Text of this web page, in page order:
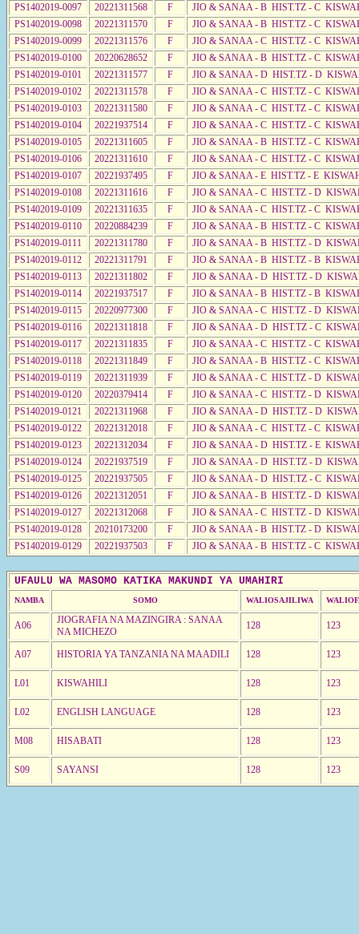
PS1402019-0097
20221311568 F
JIO & SANAA - B HIST.TZ - C
PS1402019-0098
20221311570 F
JIO & SANAA - B HIST.TZ - C
PS1402019-0099
20221311576 F
JIO & SANAA - C HIST.TZ - C
PS1402019-0100
20220628652 F
JIO & SANAA - B HIST.TZ - C
PS1402019-0101
20221311577 F
JIO & SANAA - D HIST.TZ - D
PS1402019-0102
20221311578 F
JIO & SANAA - C HIST.TZ - C
PS1402019-0103
20221311580 F
JIO & SANAA - C HIST.TZ - C
PS1402019-0104
20221937514 F
JIO & SANAA - C HIST.TZ - C
PS1402019-0105
20221311605 F
JIO & SANAA - B HIST.TZ - C
PS1402019-0106
20221311610 F
JIO & SANAA - C HIST.TZ - C
PS1402019-0107
20221937495 F
JIO & SANAA - E HIST.TZ - E
PS1402019-0108
20221311616 F
JIO & SANAA - C HIST.TZ - D
PS1402019-0109
20221311635 F
JIO & SANAA - C HIST.TZ - C
PS1402019-0110
20220884239 F
JIO & SANAA - B HIST.TZ - C
PS1402019-0111
20221311780 F
JIO & SANAA - B HIST.TZ - D
PS1402019-0112
20221311791 F
JIO & SANAA - B HIST.TZ - B
PS1402019-0113
20221311802 F
JIO & SANAA - D HIST.TZ - D
PS1402019-0114
20221937517 F
JIO & SANAA - B HIST.TZ - B
PS1402019-0115
20220977300 F
JIO & SANAA - C HIST.TZ - D
PS1402019-0116
20221311818 F
JIO & SANAA - D HIST.TZ - C
PS1402019-0117
20221311835 F
JIO & SANAA - C HIST.TZ - C
PS1402019-0118
20221311849 F
JIO & SANAA - B HIST.TZ - C
PS1402019-0119
20221311939 F
JIO & SANAA - C HIST.TZ - D
PS1402019-0120
20220379414 F
JIO & SANAA - C HIST.TZ - D
PS1402019-0121
20221311968 F
JIO & SANAA - D HIST.TZ - D
PS1402019-0122
20221312018 F
JIO & SANAA - C HIST.TZ - C
PS1402019-0123
20221312034 F
JIO & SANAA - D HIST.TZ - E
PS1402019-0124
20221937519 F
JIO & SANAA - D HIST.TZ - D
PS1402019-0125
20221937505 F
JIO & SANAA - D HIST.TZ - C
PS1402019-0126
20221312051 F
JIO & SANAA - B HIST.TZ - D
PS1402019-0127
20221312068 F
JIO & SANAA - C HIST.TZ - D
PS1402019-0128
20210173200 F
JIO & SANAA - B HIST.TZ - D
PS1402019-0129
20221937503 F JIO & SANAA - B HIST.TZ - C
UFAULU WA MASOMO KATIKA MAKUNDI YA UMAHIRI
NAMBA SOMO WALIOSAJILIWA
A06
JIOGRAFIA NA MAZINGIRA : SANAA
NA MICHEZO
128 123
A07 HISTORIA YA TANZANIA NA MAADILI 128 123
L01 KISWAHILI 128 123
L02 ENGLISH LANGUAGE 128 123
M08 HISABATI 128 123
S09 SAYANSI 128 123